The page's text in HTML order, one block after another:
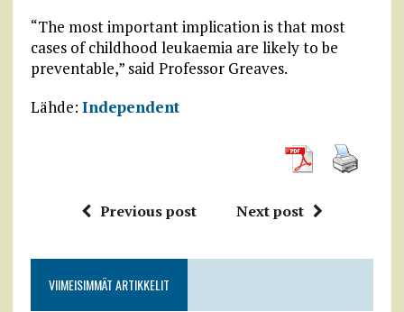
“The most important implication is that most
cases of childhood leukaemia are likely to be
preventable,” said Professor Greaves.
Lähde: Independent
Previous post Next post
VIIMEISIMMÄT ARTIKKELIT